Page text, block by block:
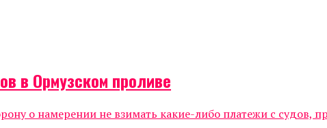
в Ормузском проливе
о намерении не взимать какие-либо платежи с судов,